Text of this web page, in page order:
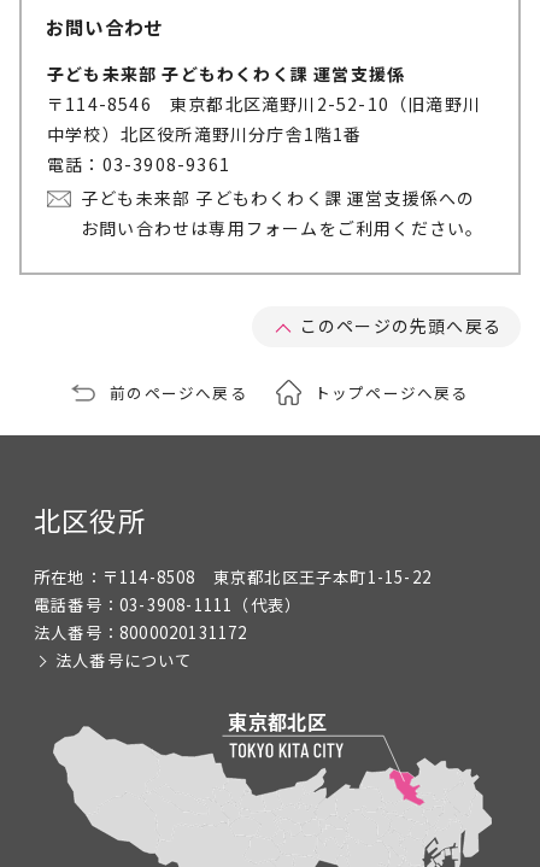
お問い合わせ
子ども未来部 子どもわくわく課 運営支援係
〒114-8546 東京都北区滝野川2-52-10（旧滝野川
中学校）北区役所滝野川分庁舎1階1番
電話：03-3908-9361
子ども未来部 子どもわくわく課 運営支援係への
お問い合わせは専用フォームをご利用ください。
このページの先頭へ戻る
前のページへ戻る トップページへ戻る
北区役所
所在地： 〒114-8508 東京都北区王子本町1-15-22
電話番号： 03-3908-1111 （代表）
法人番号： 8000020131172
法人番号について